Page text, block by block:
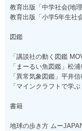
教育出版「中学社会(地
教育出版「小学5年生社
図鑑
「講談社の動く図鑑
「まーるい魚図鑑」松浦
「異常気象図鑑」平井
「マインクラフトで学
書籍
地球の歩き方 ムー